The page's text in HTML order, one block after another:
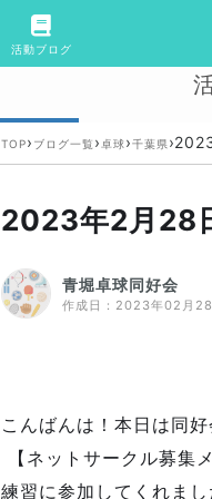
活動ブログ
TOP› ブログ一覧 › 卓球 ›千葉県›
2023年2月28
青堀卓球同好会
作成日： 2023年02月
こんばんは！本日は同好
【ネットサークル募集
練習に参加してくれまし